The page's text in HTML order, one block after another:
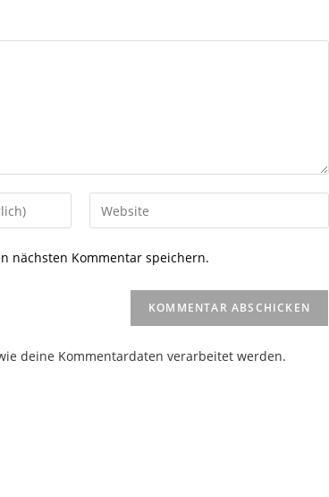
Gib
deine
nächsten Kommentar speichern.
deine Kommentardaten verarbeitet werden.